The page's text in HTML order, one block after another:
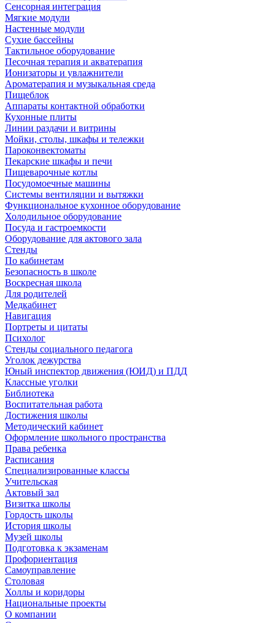
Сенсорная интеграция
Мягкие модули
Настенные модули
Сухие бассейны
Тактильное оборудование
Песочная терапия и акватерапия
Ионизаторы и увлажнители
Ароматерапия и музыкальная среда
Пищеблок
Аппараты контактной обработки
Кухонные плиты
Линии раздачи и витрины
Мойки, столы, шкафы и тележки
Пароконвектоматы
Пекарские шкафы и печи
Пищеварочные котлы
Посудомоечные машины
Системы вентиляции и вытяжки
Функциональное кухонное оборудование
Холодильное оборудование
Посуда и гастроемкости
Оборудование для актового зала
Стенды
По кабинетам
Безопасность в школе
Воскресная школа
Для родителей
Медкабинет
Навигация
Портреты и цитаты
Психолог
Стенды социального педагога
Уголок дежурства
Юный инспектор движения (ЮИД) и ПДД
Классные уголки
Библиотека
Воспитательная работа
Достижения школы
Методический кабинет
Оформление школьного пространства
Права ребенка
Расписания
Специализированные классы
Учительская
Актовый зал
Визитка школы
Гордость школы
История школы
Музей школы
Подготовка к экзаменам
Профориентация
Самоуправление
Столовая
Холлы и коридоры
Национальные проекты
О компании